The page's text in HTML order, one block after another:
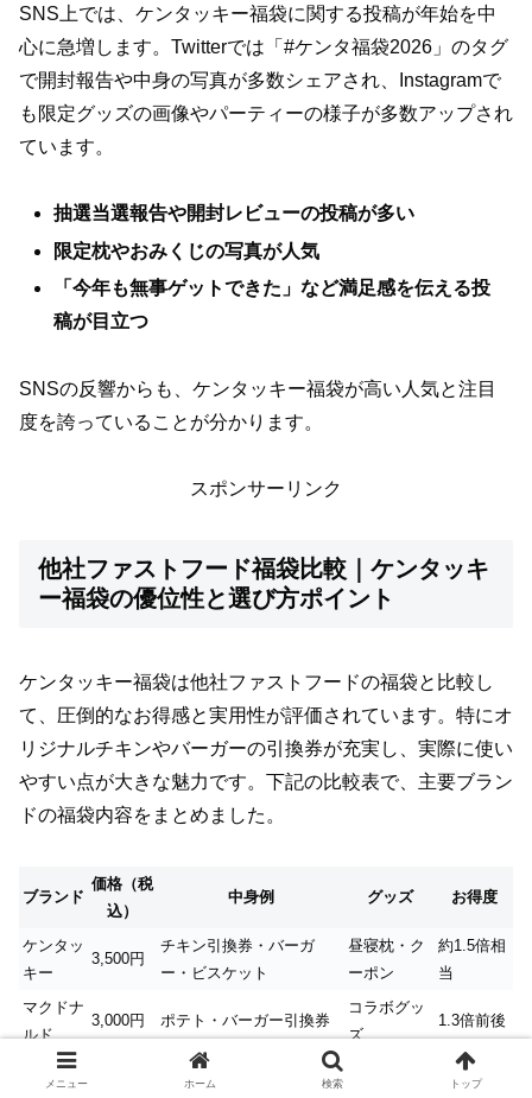
SNS上では、ケンタッキー福袋に関する投稿が年始を中
心に急増します。Twitterでは「#ケンタ福袋2026」のタグ
で開封報告や中身の写真が多数シェアされ、Instagramで
も限定グッズの画像やパーティーの様子が多数アップされ
ています。
抽選当選報告や開封レビューの投稿が多い
限定枕やおみくじの写真が人気
「今年も無事ゲットできた」など満足感を伝える投
稿が目立つ
SNSの反響からも、ケンタッキー福袋が高い人気と注目
度を誇っていることが分かります。
スポンサーリンク
他社ファストフード福袋比較｜ケンタッキ
ー福袋の優位性と選び方ポイント
ケンタッキー福袋は他社ファストフードの福袋と比較し
て、圧倒的なお得感と実用性が評価されています。特にオ
リジナルチキンやバーガーの引換券が充実し、実際に使い
やすい点が大きな魅力です。下記の比較表で、主要ブラン
ドの福袋内容をまとめました。
ブランド
価格（税
込）
中身例 グッズ お得度
ケンタッ
キー
3,500円
チキン引換券・バーガ
ー・ビスケット
昼寝枕・ク
ーポン
約1.5倍相
当
マクドナ
ルド
3,000円 ポテト・バーガー引換券
コラボグッ
ズ
1.3倍前後
すき家 牛丼・カレー・クーポン
実用性重
メニュー ホーム 検索 トップ